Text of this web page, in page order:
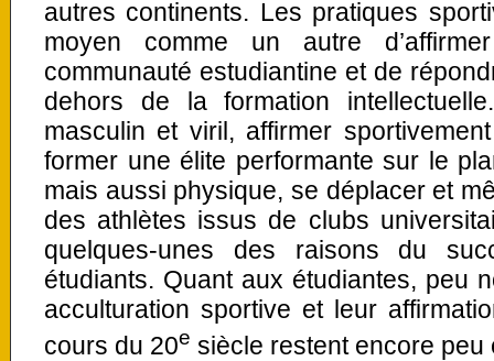
autres continents. Les pratiques
moyen comme un autre
communauté estudiantine et de
dehors de la formation
masculin et viril, affirmer
former une élite performante sur le
mais aussi physique, se déplacer et
des athlètes issus de clubs
quelques-unes des raisons du
étudiants. Quant aux étudiantes, peu
acculturation sportive et leur
cours du 20e siècle restent encore peu